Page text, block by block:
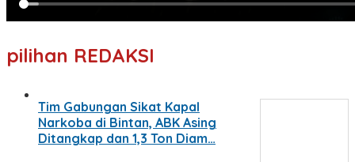
pilihan REDAKSI
Tim Gabungan Sikat Kapal
Narkoba di Bintan, ABK Asing
Ditangkap dan 1,3 Ton Diam…